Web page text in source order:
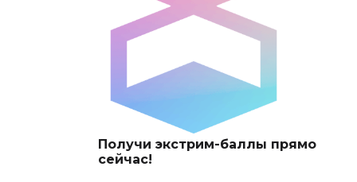
Получи экстрим-баллы прямо
сейчас!